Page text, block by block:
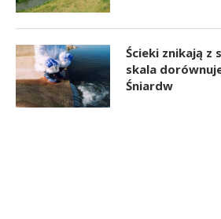
Ścieki znikają z
skala
Śniardw